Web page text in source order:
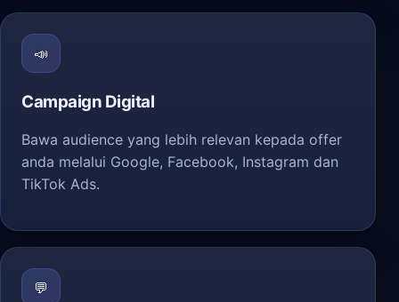
📣
Campaign Digital
Bawa audience yang lebih relevan kepada offer
anda melalui Google, Facebook, Instagram dan
TikTok Ads.
💬